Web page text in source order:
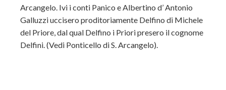
Arcangelo. Ivi i conti Panico e Albertino d’ Antonio
Galluzzi uccisero proditoriamente Delfino di Michele
del Priore, dal qual Delfino i Priori presero il cognome
Delfini. (Vedi Ponticello di S. Arcangelo).